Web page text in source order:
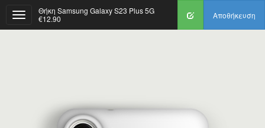
Αποθήκευση
Θήκη Samsung Galaxy S23 Plus 5G
€12.90